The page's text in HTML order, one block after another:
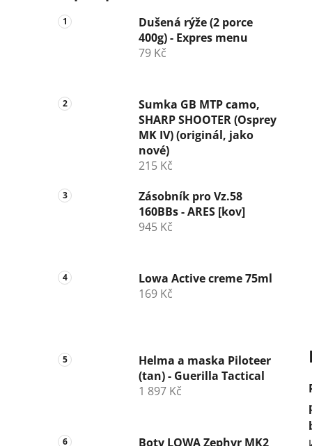
Dušená rýže (2 porce
400g) - Expres menu
79 Kč
Sumka GB MTP camo,
SHARP SHOOTER (Osprey
MK IV) (originál, jako
nové)
215 Kč
Zásobník pro Vz.58
160BBs - ARES [kov]
945 Kč
Lowa Active creme 75ml
169 Kč
Helma a maska Piloteer
(tan) - Guerilla Tactical
1 897 Kč
Boty LOWA Zephyr MK2